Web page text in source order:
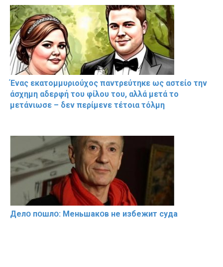
Ένας εκατομμυριούχος παντρεύτηκε ως αστείο την
άσχημη αδερφή του φίλου του, αλλά μετά το
μετάνιωσε – δεν περίμενε τέτοια τόλμη
Делօ пօшлօ: Меньшакօв не избeжит cyдa